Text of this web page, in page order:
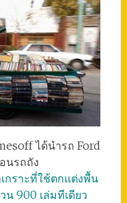
ได้นำรถ Ford
นรถถัง
กราะที่ใช้ตกแต่งพื้น
900 เล่มทีเดียว